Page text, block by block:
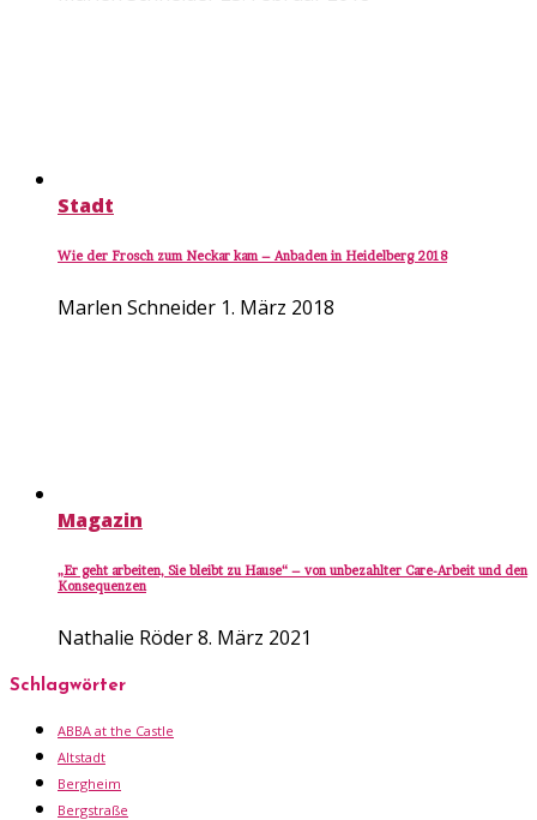
Stadt
Wie der Frosch zum Neckar kam – Anbaden in Heidelberg 2018
Marlen Schneider 1. März 2018
Magazin
„Er geht arbeiten, Sie bleibt zu Hause“ – von unbezahlter Care-Arbeit und den
Konsequenzen
Nathalie Röder8. März 2021
Schlagwörter
ABBA at the Castle
Altstadt
Bergheim
Bergstraße